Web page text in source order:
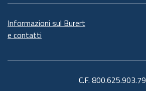
Informazioni sul Burert
e contatti
C.F. 800.625.903.79